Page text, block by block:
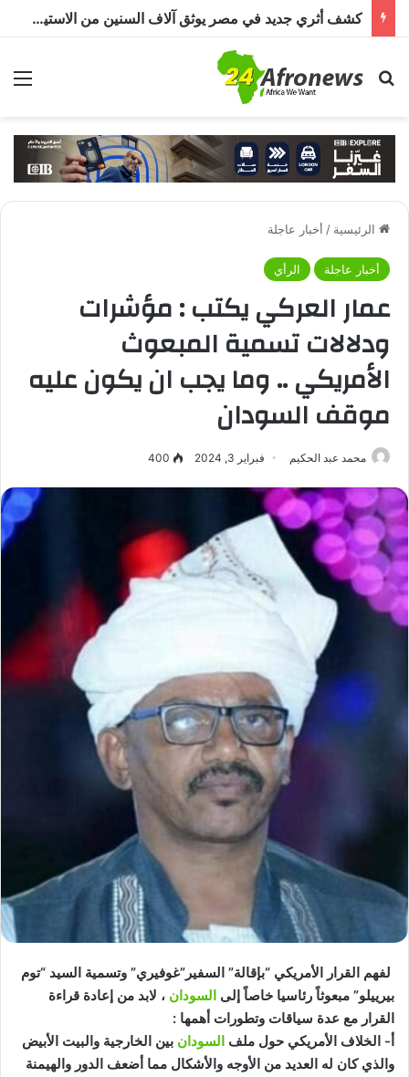
بحث عن
الرئيسية / أخبار عاجلة
أخبار عاجلة الرأي
عمار العركي يكتب : مؤشرات
ودلالات تسمية المبعوث
الأمريكي .. وما يجب ان يكون عليه
موقف السودان
محمد عبد الحكيم فبراير 3, 2024 400
لفهم القرار الأمريكي “بإقالة” السفير”غوفيري” وتسمية السيد “توم
بيرييلو” مبعوثاً رئاسيا خاصاً إلى السودان ، لابد من إعادة قراءة
القرار مع عدة سياقات وتطورات أهمها :
أ‌- الخلاف الأمريكي حول ملف السودان بين الخارجية والبيت الأبيض
والذي كان له العديد من الأوجه والأشكال مما أضعف الدور والهيمنة